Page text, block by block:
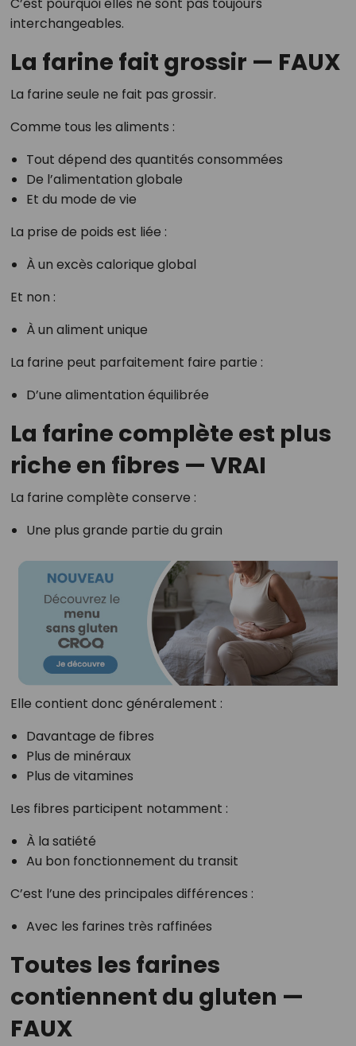
C’est pourquoi elles ne sont pas toujours
interchangeables.
La farine fait grossir — FAUX
La farine seule ne fait pas grossir.
Comme tous les aliments :
Tout dépend des quantités consommées
De l’alimentation globale
Et du mode de vie
La prise de poids est liée :
À un excès calorique global
Et non :
À un aliment unique
La farine peut parfaitement faire partie :
D’une alimentation équilibrée
La farine complète est plus
riche en fibres — VRAI
La farine complète conserve :
Une plus grande partie du grain
Elle contient donc généralement :
Davantage de fibres
Plus de minéraux
Plus de vitamines
Les fibres participent notamment :
À la satiété
Au bon fonctionnement du transit
C’est l’une des principales différences :
Avec les farines très raffinées
Toutes les farines
contiennent du gluten —
FAUX